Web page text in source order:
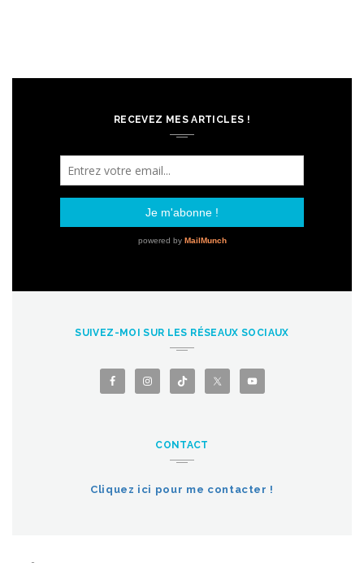
RECEVEZ MES ARTICLES !
SUIVEZ-MOI SUR LES RÉSEAUX SOCIAUX
CONTACT
Cliquez ici pour me contacter !